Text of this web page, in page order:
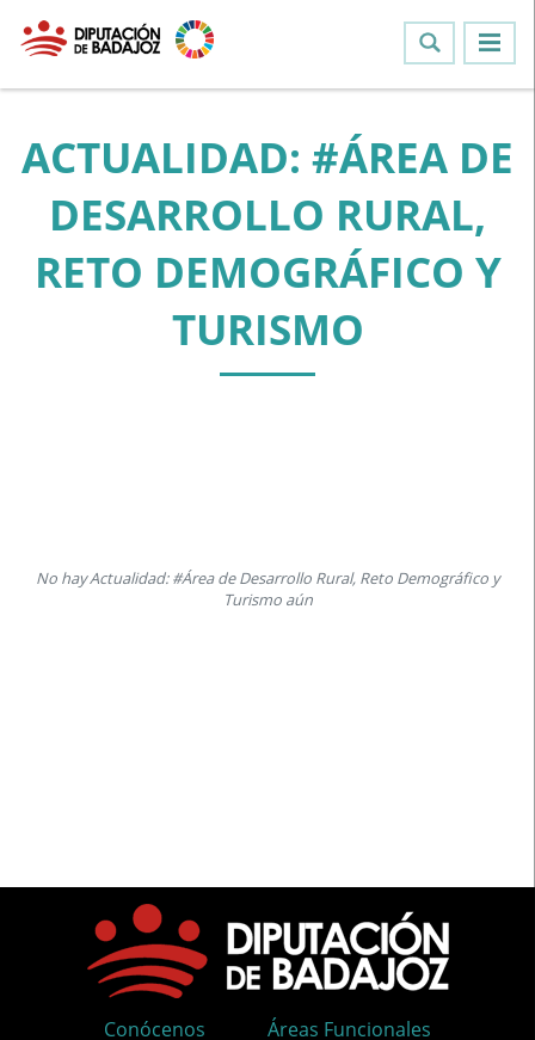
ACTUALIDAD: #ÁREA DE
DESARROLLO RURAL,
RETO DEMOGRÁFICO Y
TURISMO
No hay Actualidad: #Área de Desarrollo Rural, Reto Demográfico y
Turismo aún
Conócenos
Áreas Funcionales